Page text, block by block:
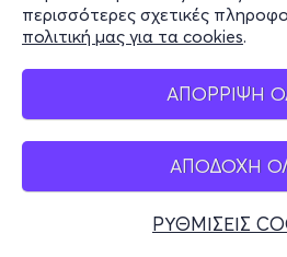
περισσότερες σχετικές
πολιτική μας για τα cookies.
ΑΠΟΡΡΙΨΗ
ΑΠΟΔΟΧΗ
ΡΥΘΜΙΣΕΙΣ